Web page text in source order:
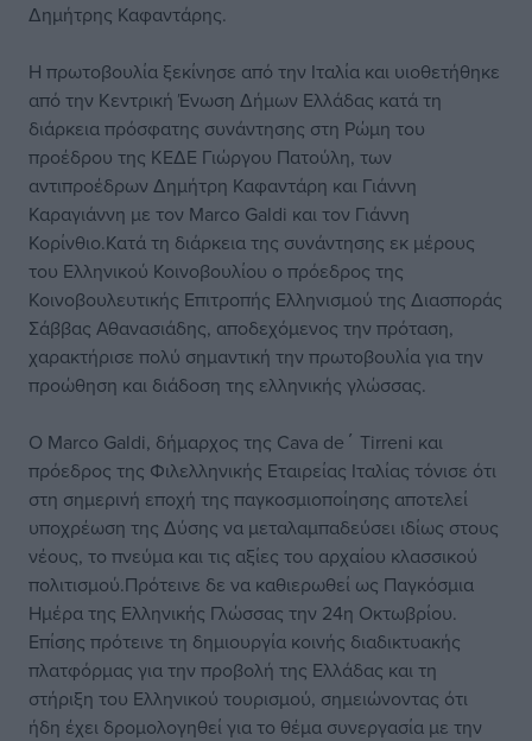
Δημήτρης Καφαντάρης.
Η πρωτοβουλία ξεκίνησε από την Ιταλία και υιοθετήθηκε
από την Κεντρική Ένωση Δήμων Ελλάδας κατά τη
διάρκεια πρόσφατης συνάντησης στη Ρώμη του
προέδρου της ΚΕΔΕ Γιώργου Πατούλη, των
αντιπροέδρων Δημήτρη Καφαντάρη και Γιάννη
Καραγιάννη με τον Marco Galdi και τον Γιάννη
Κορίνθιο.Κατά τη διάρκεια της συνάντησης εκ μέρους
του Ελληνικού Κοινοβουλίου ο πρόεδρος της
Κοινοβουλευτικής Επιτροπής Ελληνισμού της Διασποράς
Σάββας Αθανασιάδης, αποδεχόμενος την πρόταση,
χαρακτήρισε πολύ σημαντική την πρωτοβουλία για την
προώθηση και διάδοση της ελληνικής γλώσσας.
Ο Marco Galdi, δήμαρχος της Cava de΄ Tirreni και
πρόεδρος της Φιλελληνικής Εταιρείας Ιταλίας τόνισε ότι
στη σημερινή εποχή της παγκοσμιοποίησης αποτελεί
υποχρέωση της Δύσης να μεταλαμπαδεύσει ιδίως στους
νέους, το πνεύμα και τις αξίες του αρχαίου κλασσικού
πολιτισμού.Πρότεινε δε να καθιερωθεί ως Παγκόσμια
Ημέρα της Ελληνικής Γλώσσας την 24η Οκτωβρίου.
Επίσης πρότεινε τη δημιουργία κοινής διαδικτυακής
πλατφόρμας για την προβολή της Ελλάδας και τη
στήριξη του Ελληνικού τουρισμού, σημειώνοντας ότι
ήδη έχει δρομολογηθεί για το θέμα συνεργασία με την